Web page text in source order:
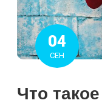
04
СЕН
Что